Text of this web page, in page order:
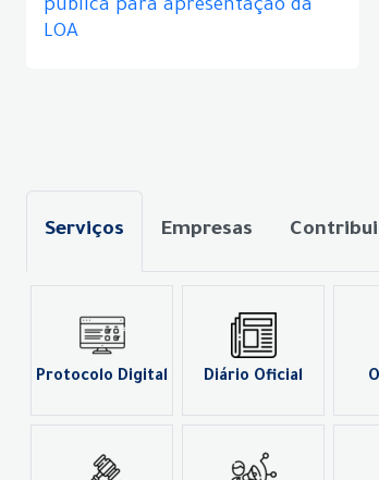
pública para apresentação da
LOA
Serviços Empresas
Protocolo Digital Diário Oficial